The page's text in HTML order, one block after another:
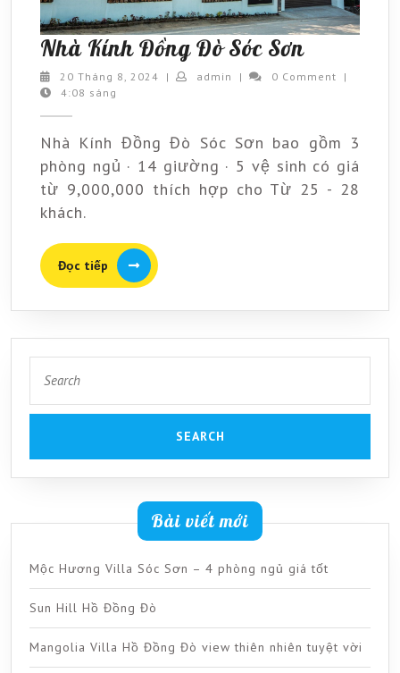
Nhà Kính Đồng Đò Sóc SơnNhà
Kính
Sóc
Sơn
20 Tháng 8, 2024 20| admin admin
| 0 Comment
|
4:08 sáng
Nhà Kính Đồng Đò Sóc Sơn bao gồm 3
phòng ngủ · 14 giường · 5 vệ sinh có giá
từ 9,000,000 thích hợp cho Từ 25 - 28
khách.
Đọc tiếp
Đọc
tiếp
for:
Bài viết mới
Mộc Hương Villa Sóc Sơn – 4 phòng ngủ giá tốt
Sun Hill Hồ Đồng Đò
Mangolia Villa Hồ Đồng Đò view thiên nhiên tuyệt vời